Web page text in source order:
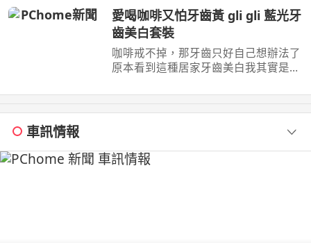
號 062985552 ...
愛喝咖啡又怕牙齒黃 gli gli 藍光牙
齒美白套裝
咖啡戒不掉，那牙齒只好自己想辦法了
原本看到這種居家牙齒美白我其實是抱
了gli ...
車訊情報